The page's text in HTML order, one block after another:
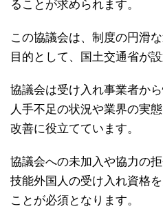
ることが求められます。
この協議会は、制度の円滑
目的として、国土交通省が
協議会は受け入れ事業者か
人手不足の状況や業界の実
改善に役立てています。
協議会への未加入や協力の
技能外国人の受け入れ資格
ことが必須となります。